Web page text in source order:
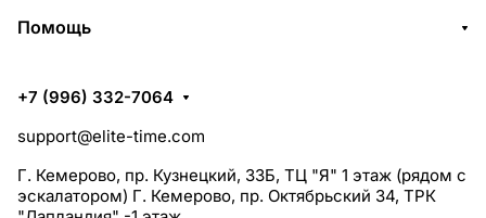
Помощь
+7 (996) 332-7064
support@elite-time.com
Г. Кемерово, пр. Кузнецкий, 33Б, ТЦ "Я" 1 этаж (рядом с
эскалатором) Г. Кемерово, пр. Октябрьский 34, ТРК